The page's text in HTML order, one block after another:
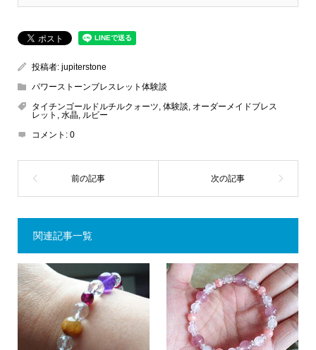
投稿者: jupiterstone
パワーストーンブレスレット体験談
タイチンゴールドルチルクォーツ, 体験談, オーダーメイドブレス
レット , 水晶, ルビー
コメント: 0
関連記事一覧